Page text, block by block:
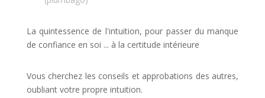
La quintessence de l'intuition, pour passer du manque
de confiance en soi ... à la certitude intérieure
Vous cherchez les conseils et approbations des autres,
oubliant votre propre intuition.